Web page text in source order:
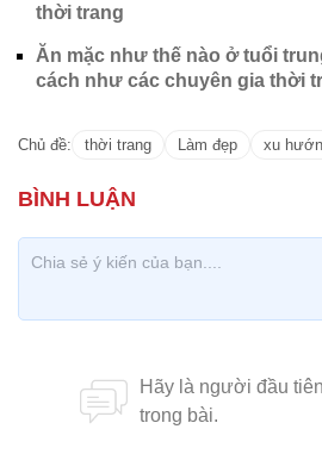
thời trang
Ăn mặc như thế nào ở tuổi
cách như các chuyên gia thời
Chủ đề: thời trang Làm đẹp xu